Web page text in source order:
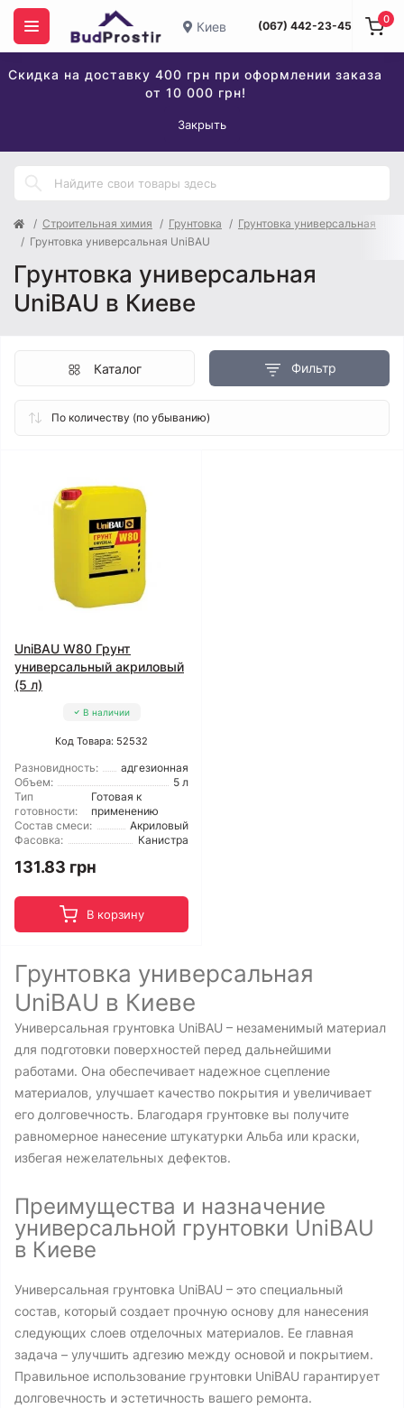
Киев (067) 442-23-45
Скидка на доставку 400 грн при оформлении заказа
от 10 000 грн!
Закрыть
0
Строительная химия Грунтовка
Грунтовка универсальная
Грунтовка универсальная UniBAU
Грунтовка универсальная
UniBAU в Киеве
Фильтр
Каталог
UniBAU W80 Грунт
универсальный акриловый
(5 л)
В наличии
Код Товара: 52532
Разновидность:
адгезионная
Объем:
5 л
Тип
готовности:
Готовая к
применению
Состав смеси:
Акриловый
Фасовка:
Канистра
131.83 грн
В корзину
Грунтовка универсальная
UniBAU в Киеве
Универсальная грунтовка UniBAU – незаменимый материал
для подготовки поверхностей перед дальнейшими
работами. Она обеспечивает надежное сцепление
материалов, улучшает качество покрытия и увеличивает
его долговечность. Благодаря грунтовке вы получите
равномерное нанесение штукатурки Альба или краски,
избегая нежелательных дефектов.
Преимущества и назначение
универсальной грунтовки UniBAU
в Киеве
Универсальная грунтовка UniBAU – это специальный
состав, который создает прочную основу для нанесения
следующих слоев отделочных материалов. Ее главная
задача – улучшить адгезию между основой и покрытием.
Правильное использование грунтовки UniBAU гарантирует
долговечность и эстетичность вашего ремонта.